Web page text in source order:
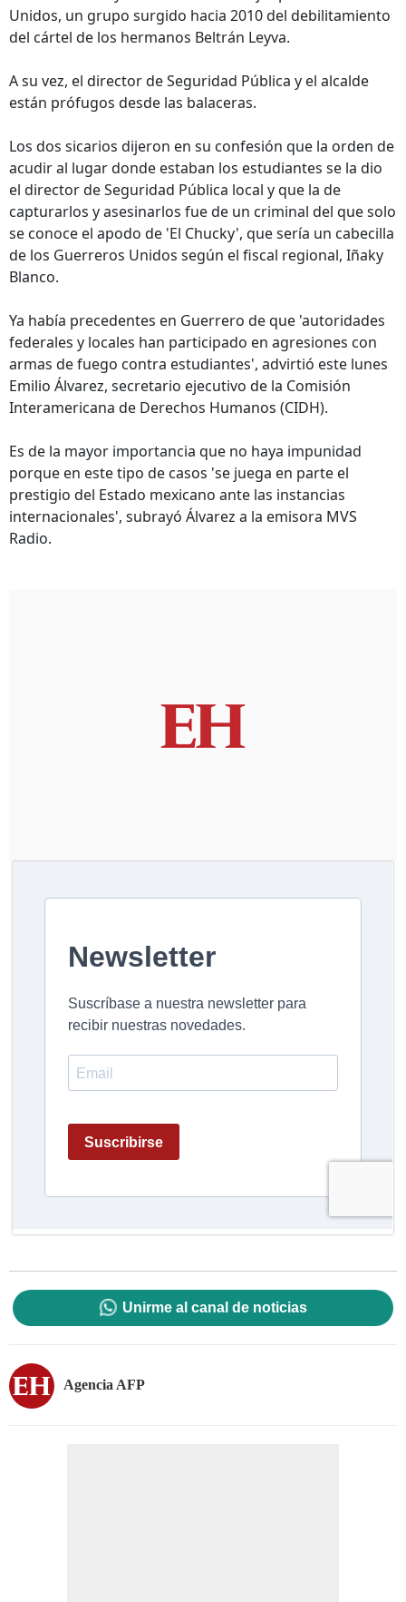
Unidos, un grupo surgido hacia 2010 del debilitamiento
del cártel de los hermanos Beltrán Leyva.
A su vez, el director de Seguridad Pública y el alcalde
están prófugos desde las balaceras.
Los dos sicarios dijeron en su confesión que la orden de
acudir al lugar donde estaban los estudiantes se la dio
el director de Seguridad Pública local y que la de
capturarlos y asesinarlos fue de un criminal del que solo
se conoce el apodo de 'El Chucky', que sería un cabecilla
de los Guerreros Unidos según el fiscal regional, Iñaky
Blanco.
Ya había precedentes en Guerrero de que 'autoridades
federales y locales han participado en agresiones con
armas de fuego contra estudiantes', advirtió este lunes
Emilio Álvarez, secretario ejecutivo de la Comisión
Interamericana de Derechos Humanos (CIDH).
Es de la mayor importancia que no haya impunidad
porque en este tipo de casos 'se juega en parte el
prestigio del Estado mexicano ante las instancias
internacionales', subrayó Álvarez a la emisora MVS
Radio.
Unirme al canal de noticias
Agencia AFP